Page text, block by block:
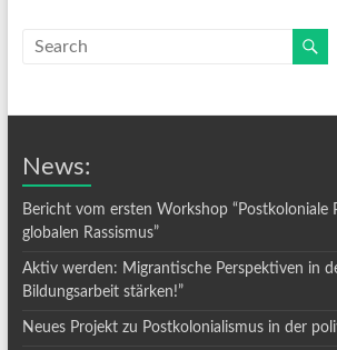
News:
Bericht vom ersten Workshop “Postkoloniale
globalen Rassismus”
Aktiv werden: Migrantische Perspektiven in
Bildungsarbeit stärken!”
Neues Projekt zu Postkolonialismus in der